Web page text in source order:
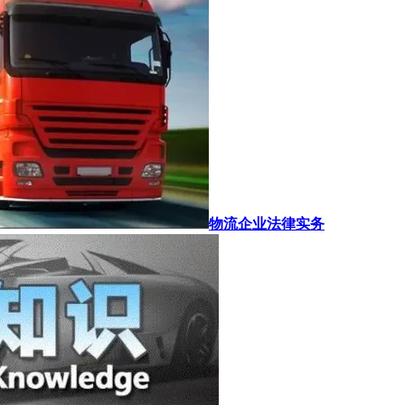
物流企业法律实务